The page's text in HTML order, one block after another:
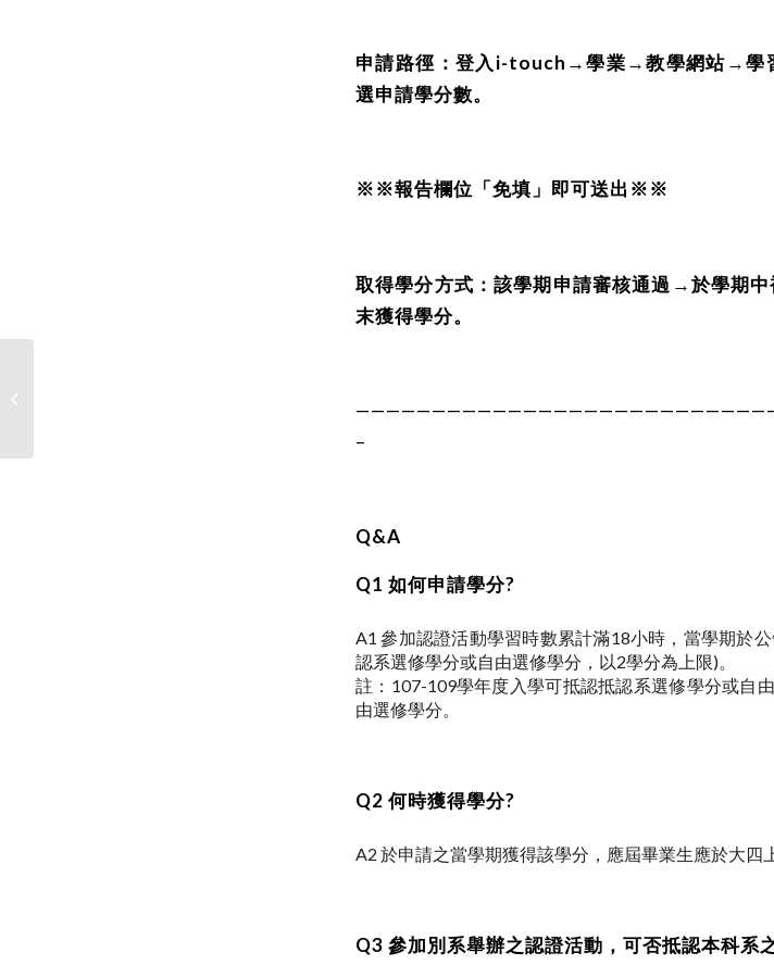
申請路徑：登入i-touch→學業→教學網站→學
選申請學分數。
※※報告欄位「免填」即可送出※※
取得學分方式：該學期申請審核通過→於學期
末獲得學分。
–
Q&A
Q1 如何申請學分?
A1 參加認證活動學習時數累計滿18小時，當學期於
認系選修學分或自由選修學分，以2學分為上限)。
註：107-109學年度入學可抵認抵認系選修學分或自
由選修學分。
Q2 何時獲得學分?
A2 於申請之當學期獲得該學分，應屆畢業生應於大四
Q3 參加別系舉辦之認證活動，可否抵認本科系